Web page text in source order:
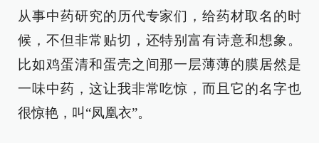
从事中药研究的历代专家们，给药材取名的时
候，不但非常贴切，还特别富有诗意和想象。
比如鸡蛋清和蛋壳之间那一层薄薄的膜居然是
一味中药，这让我非常吃惊，而且它的名字也
很惊艳，叫“凤凰衣”。